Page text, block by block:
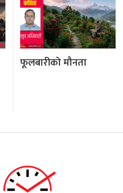
फूलबारीको मौनता